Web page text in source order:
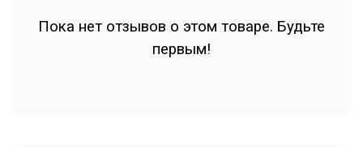
Пока нет отзывов о этом товаре. Будьте
первым!